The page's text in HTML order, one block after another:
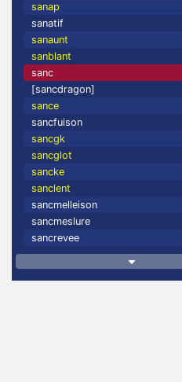
sanap
sanatif
sanaunt
sanblant
sanc
[sancdragon]
sance
sancfuison
sancgk
sancglot
sancke
sanclent
sancmelleison
sancmeslure
sancrevee